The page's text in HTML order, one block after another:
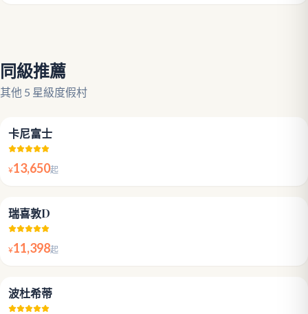
同級推薦
其他 5 星級度假村
卡尼富士
¥13,650起
瑞喜敦D
¥11,398起
波杜希蒂